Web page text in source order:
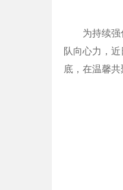
为持续
队向心力，
底，在温馨共